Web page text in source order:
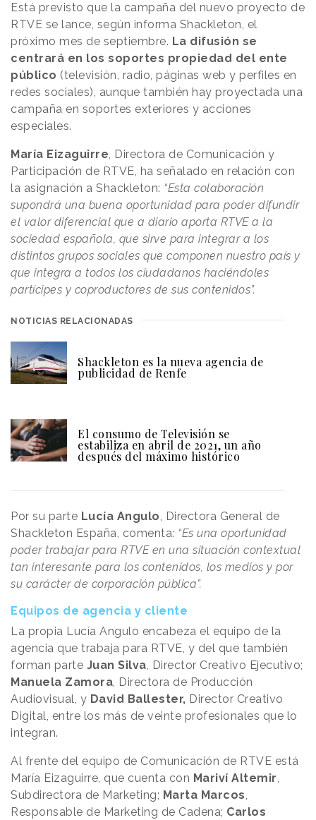
Está previsto que la campaña del nuevo proyecto de
RTVE se lance, según informa Shackleton, el
próximo mes de septiembre. La difusión se
centrará en los soportes propiedad del ente
público (televisión, radio, páginas web y perfiles en
redes sociales), aunque también hay proyectada una
campaña en soportes exteriores y acciones
especiales.
María Eizaguirre, Directora de Comunicación y
Participación de RTVE, ha señalado en relación con
la asignación a Shackleton: “Esta colaboración
supondrá una buena oportunidad para poder difundir
el valor diferencial que a diario aporta RTVE a la
sociedad española, que sirve para integrar a los
distintos grupos sociales que componen nuestro país y
que integra a todos los ciudadanos haciéndoles
partícipes y coproductores de sus contenidos”.
NOTICIAS RELACIONADAS
Shackleton es la nueva agencia de
publicidad de Renfe
El consumo de Televisión se
estabiliza en abril de 2021, un año
después del máximo histórico
Por su parte Lucía Angulo, Directora General de
Shackleton España, comenta: “Es una oportunidad
poder trabajar para RTVE en una situación contextual
tan interesante para los contenidos, los medios y por
su carácter de corporación pública”.
Equipos de agencia y cliente
La propia Lucía Angulo encabeza el equipo de la
agencia que trabaja para RTVE, y del que también
forman parte Juan Silva, Director Creativo Ejecutivo;
Manuela Zamora, Directora de Producción
Audiovisual, y David Ballester, Director Creativo
Digital, entre los más de veinte profesionales que lo
integran.
Al frente del equipo de Comunicación de RTVE está
María Eizaguirre, que cuenta con Mariví Altemir,
Subdirectora de Marketing; Marta Marcos,
Responsable de Marketing de Cadena; Carlos